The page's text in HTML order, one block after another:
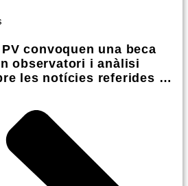
convoquen una beca
observatori i anàlisi
les notícies referides al